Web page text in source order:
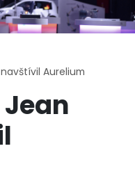
Aurelium
Jean